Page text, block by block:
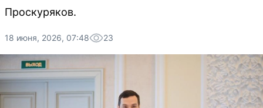
Проскуряков.
18 июня, 2026, 07:48 23